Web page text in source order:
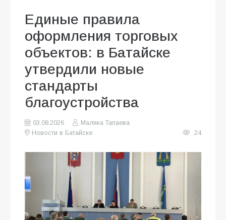
Единые правила
оформления торговых
объектов: в Батайске
утвердили новые
стандарты
благоустройства
03.08.2026
Малика Тапаева
Новости в Батайске
24